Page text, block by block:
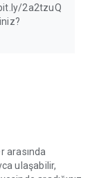
2a2tzuQ
arasında
ulaşabilir,